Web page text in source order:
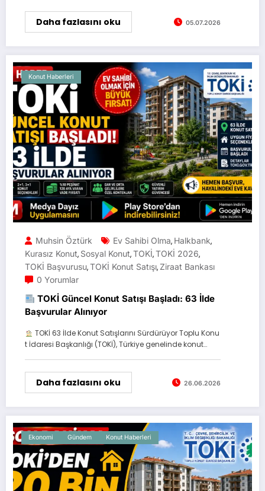
Daha fazlasını oku 05.07.2026
Konut Haberleri
Muhsin Öztürk Ev Sahibi Olma, Halkbank,
Kurasız Konut, Sosyal Konut,TOKİ,TOKİ 2026,
TOKİ Başvurusu,TOKİ Konut Satışı,Ziraat Bankası
0 Yorumlar
TOKİ Güncel Konut Satışı Başladı: 63 İlde
Başvurular Alınıyor
TOKİ 63 İlde Konut Satışlarını Sürdürüyor Toplu Konu
t İdaresi Başkanlığı (TOKİ), Türkiye genelinde konut…
Daha fazlasını oku 26.06.2026
Ekonomi Gündem Konut Haberleri